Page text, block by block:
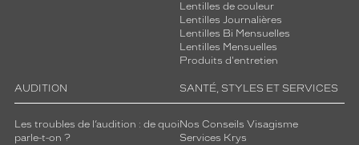
Lentilles de couleur
Lentilles Journalières
Lentilles Bi Mensuelles
Lentilles Mensuelles
Produits d'entretien
AUDITION
Les troubles de l’audition : de quoi
parle-t-on ?
SANTÉ, STYLES ET SERVICES
Nos Conseils Visagisme
Services Krys